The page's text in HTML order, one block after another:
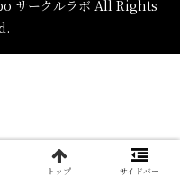
サークルラボ All Rights
トップ サイドバー